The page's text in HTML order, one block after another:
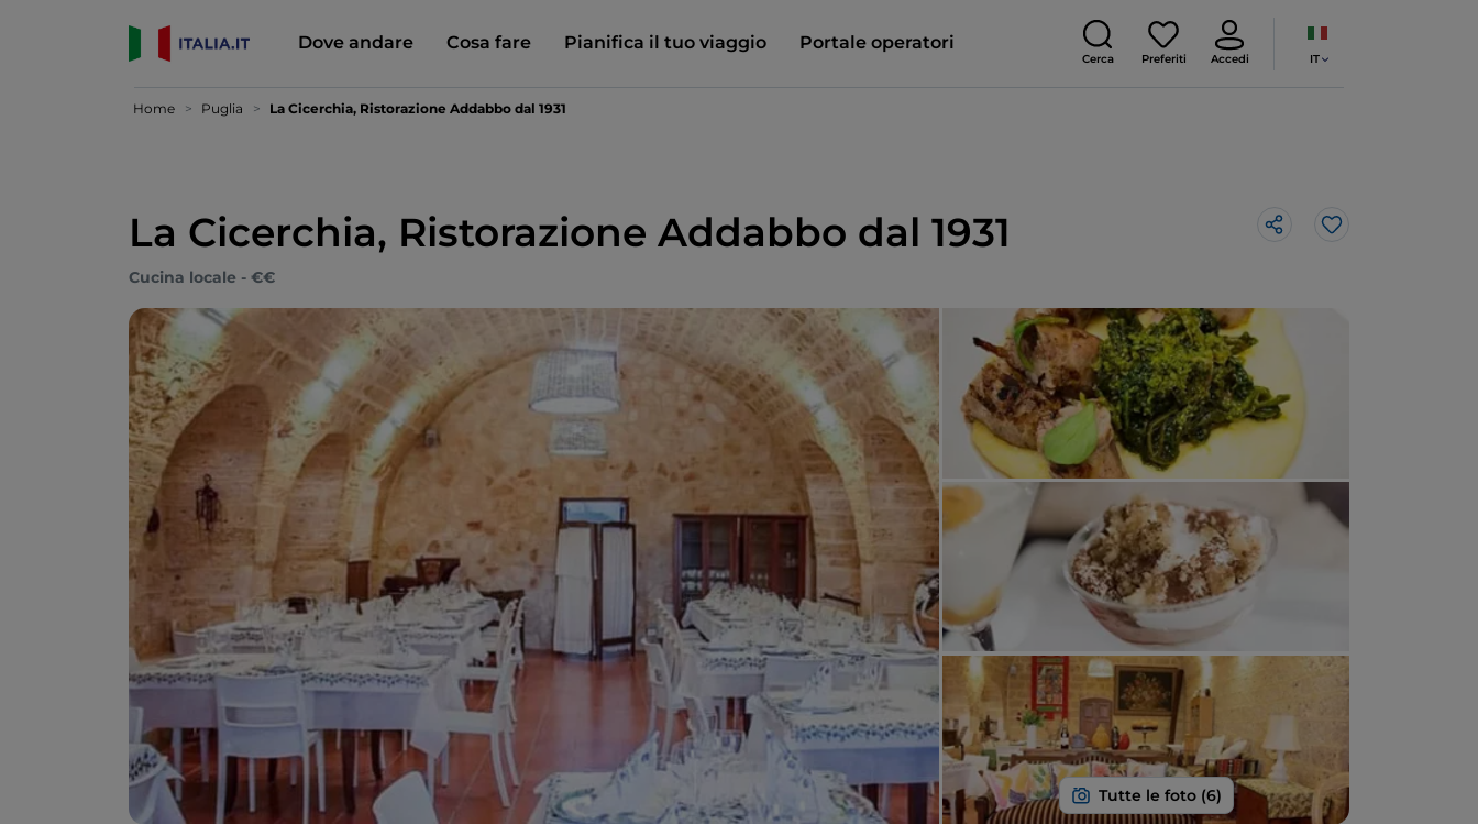
Dove andare Cosa fare Pianifica il tuo viaggio Portale operatori
Cerca Preferiti Accedi IT
Home Puglia La Cicerchia, Ristorazione Addabbo dal 1931
La Cicerchia, Ristorazione Addabbo dal 1931 Like
Cucina locale - €€